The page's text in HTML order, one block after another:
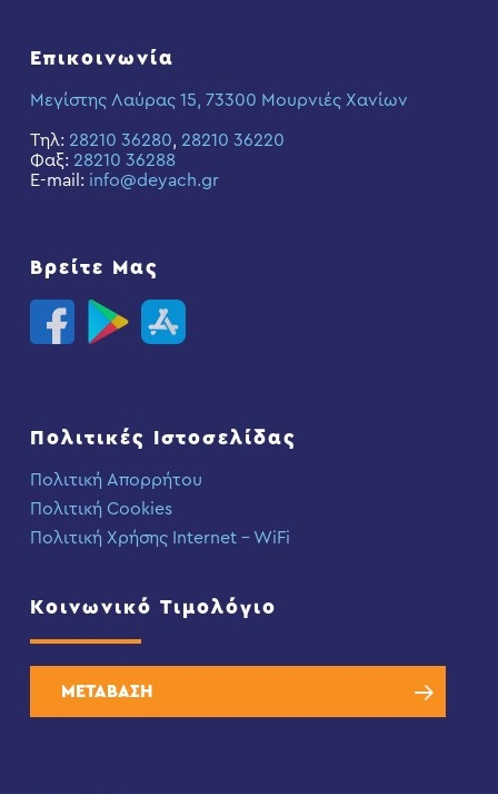
Επικοινωνία
Μεγίστης Λαύρας 15, 73300 Μουρνιές Χανίων
Τηλ: 28210 36280, 28210 36220
Φαξ: 28210 36288
E-mail: info@deyach.gr
Βρείτε Μας
Πολιτικές Ιστοσελίδας
Πολιτική Απορρήτου
Πολιτική Cookies
Πολιτική Χρήσης Internet – WiFi
Κοινωνικό Τιμολόγιο
ΜΕΤΑΒΑΣΗ